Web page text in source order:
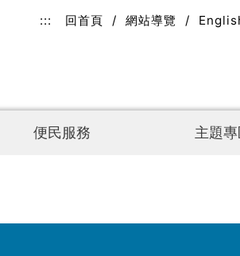
::: 回首頁 / 網站導覽 /
便民服務 主題